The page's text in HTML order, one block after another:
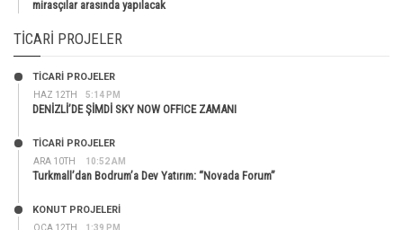
mirasçılar arasında yapılacak
TICARI PROJELER
HAZ 12TH 5:14 PM
TİCARİ PROJELER
DENİZLİ’DE ŞİMDİ SKY NOW OFFICE ZAMANI
ARA 10TH 10:52 AM
TİCARİ PROJELER
Turkmall’dan Bodrum’a Dev Yatırım: “Novada Forum”
OCA 12TH 1:39 PM
KONUT PROJELERI